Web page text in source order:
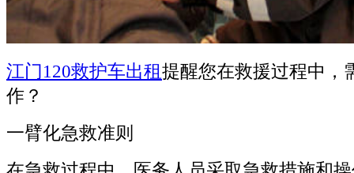
江门120救护车出租提醒您在救援过程中，
作？
一臂化急救准则